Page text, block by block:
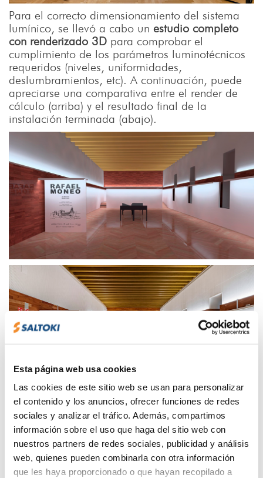
Esta página web usa cookies
Las cookies de este sitio web se usan para personalizar
el contenido y los anuncios, ofrecer funciones de redes
sociales y analizar el tráfico. Además, compartimos
información sobre el uso que haga del sitio web con
nuestros partners de redes sociales, publicidad y análisis
web, quienes pueden combinarla con otra información
que les haya proporcionado o que hayan recopilado a
Para el correcto dimensionamiento del sistema
lumínico, se llevó a cabo un estudio completo
con renderizado 3D para comprobar el
cumplimiento de los parámetros luminotécnicos
requeridos (niveles, uniformidades,
deslumbramientos, etc). A continuación, puede
apreciarse una comparativa entre el render de
cálculo (arriba) y el resultado final de la
instalación terminada (abajo).
La iluminación con tira led continuautilizada
permite el bañado de superficies verticales con
artefactos defácil instalación, integración y
orientación, gracias el elevado portfolio de
fuentes de luz disponible, así como de perfiles y
sistemas de sujeción.